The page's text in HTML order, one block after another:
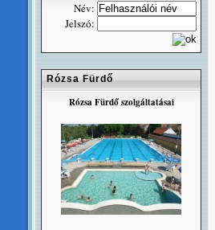
Név:
Jelszó:
Rózsa Fürdő
Rózsa Fürdő szolgáltatásai